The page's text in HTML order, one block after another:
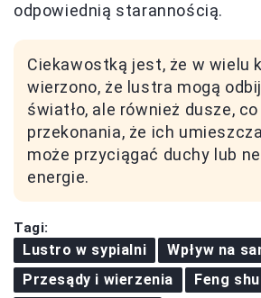
odpowiednią starannością.
Ciekawostką jest, że w wielu
wierzono, że lustra mogą
światło, ale również dusze,
przekonania, że ich
może przyciągać duchy lub
energie.
Tagi:
Lustro w sypialni
Wpływ na
Przesądy i wierzenia
Feng